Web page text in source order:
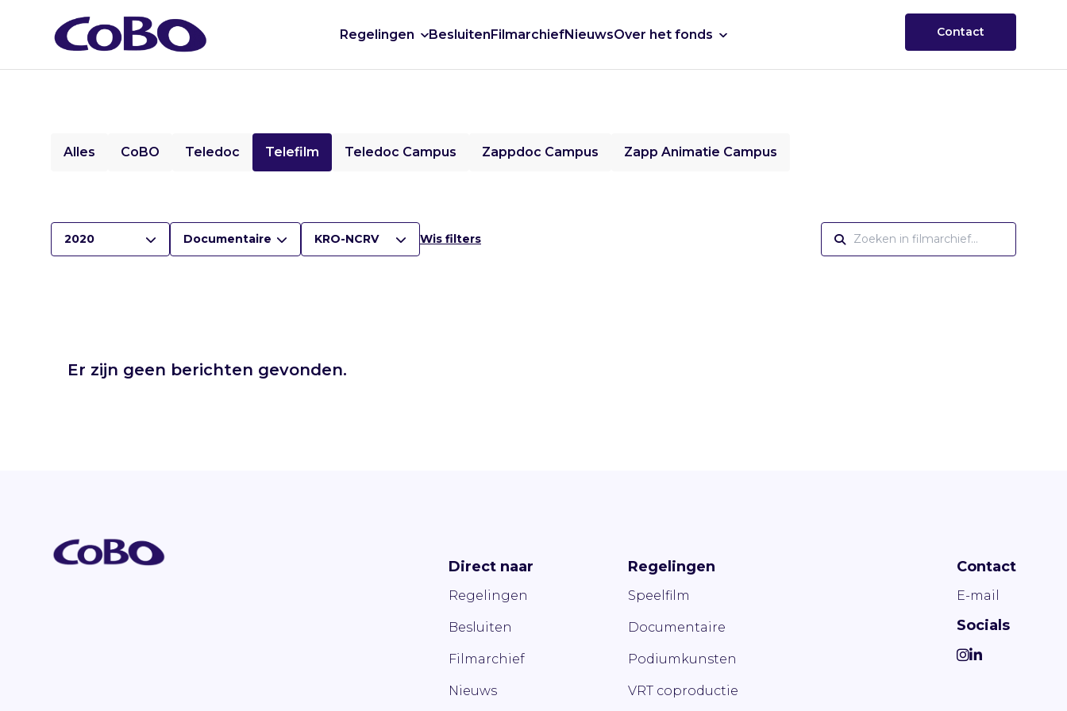
Regelingen BesluitenFilmarchiefNieuwsOver het fonds Contact
Alles CoBO Teledoc Telefilm Teledoc Campus Zappdoc Campus Zapp Animatie Campus
2020 Documentaire KRO-NCRV Wis filters
Er zijn geen berichten gevonden.
Direct naar
Regelingen
Besluiten
Filmarchief
Nieuws
Regelingen
Speelfilm
Documentaire
Podiumkunsten
VRT coproductie
Contact
E-mail
Socials